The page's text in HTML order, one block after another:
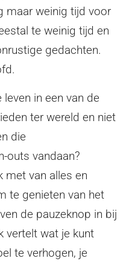
maar weinig tijd voor
te weinig tijd en
gedachten.
in een van de
ter wereld en niet
die
outs vandaan?
met van alles en
te genieten van het
de pauzeknop in bij
vertelt wat je kunt
te verhogen, je